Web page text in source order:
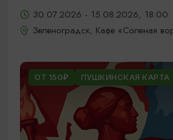
30.07.2026 - 15.08.2026, 18:00
Зеленоградск, Кафе «Соленая
ОТ 150₽ ПУШКИНСКАЯ КАРТА